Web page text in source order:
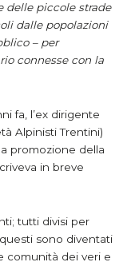
delle piccole strade
dalle popolazioni
– per
connesse con la
fa, l’ex dirigente
Alpinisti Trentini)
promozione della
in breve
tutti divisi per
sono diventati
comunità dei veri e